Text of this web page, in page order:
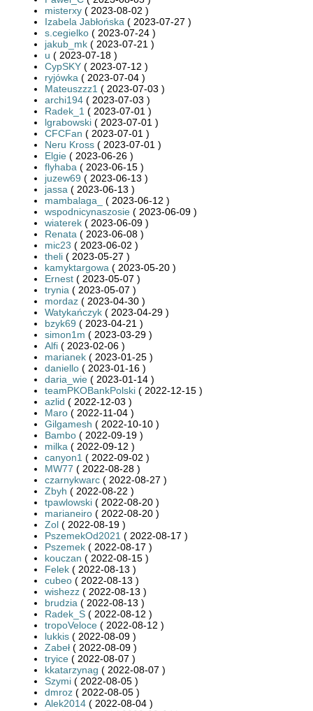
misterxy ( 2023-08-02 )
Izabela Jabłońska ( 2023-07-27 )
s.cegielko ( 2023-07-24 )
jakub_mk ( 2023-07-21 )
u ( 2023-07-18 )
CypSKY ( 2023-07-12 )
ryjówka ( 2023-07-04 )
Mateuszzz1 ( 2023-07-03 )
archi194 ( 2023-07-03 )
Radek_1 ( 2023-07-01 )
lgrabowski ( 2023-07-01 )
CFCFan ( 2023-07-01 )
Neru Kross ( 2023-07-01 )
Elgie ( 2023-06-26 )
flyhaba ( 2023-06-15 )
juzew69 ( 2023-06-13 )
jassa ( 2023-06-13 )
mambalaga_
( 2023-06-12 )
wspodnicynaszosie ( 2023-06-09 )
wiaterek ( 2023-06-09 )
Renata ( 2023-06-08 )
mic23 ( 2023-06-02 )
theli ( 2023-05-27 )
kamyktargowa ( 2023-05-20 )
Ernest ( 2023-05-07 )
trynia ( 2023-05-07 )
mordaz ( 2023-04-30 )
Watykańczyk ( 2023-04-29 )
bzyk69 ( 2023-04-21 )
simon1m ( 2023-03-29 )
Alfi ( 2023-02-06 )
marianek ( 2023-01-25 )
daniello ( 2023-01-16 )
daria_wie ( 2023-01-14 )
teamPKOBankPolski ( 2022-12-15 )
azlid ( 2022-12-03 )
Maro ( 2022-11-04 )
Gilgamesh ( 2022-10-10 )
Bambo ( 2022-09-19 )
milka ( 2022-09-12 )
canyon1 ( 2022-09-02 )
MW77 ( 2022-08-28 )
czarnykwarc ( 2022-08-27 )
Zbyh ( 2022-08-22 )
tpawlowski ( 2022-08-20 )
marianeiro ( 2022-08-20 )
Zol ( 2022-08-19 )
PszemekOd2021 ( 2022-08-17 )
Pszemek ( 2022-08-17 )
kouczan ( 2022-08-15 )
Felek ( 2022-08-13 )
cubeo ( 2022-08-13 )
wishezz ( 2022-08-13 )
brudzia ( 2022-08-13 )
Radek_S ( 2022-08-12 )
tropoVeloce ( 2022-08-12 )
lukkis ( 2022-08-09 )
Zabeł ( 2022-08-09 )
tryice ( 2022-08-07 )
kkatarzynag ( 2022-08-07 )
Szymi ( 2022-08-05 )
dmroz ( 2022-08-05 )
Alek2014 ( 2022-08-04 )